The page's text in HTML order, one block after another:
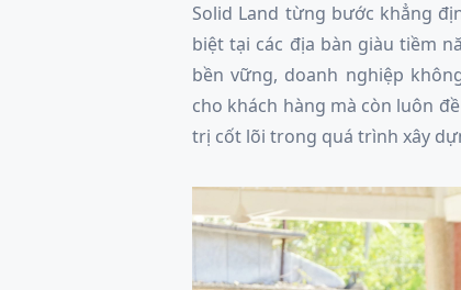
Solid Land từng bước khẳng
biệt tại các địa bàn giàu tiềm
bền vững, doanh nghiệp
cho khách hàng mà còn luôn
trị cốt lõi trong quá trình xây